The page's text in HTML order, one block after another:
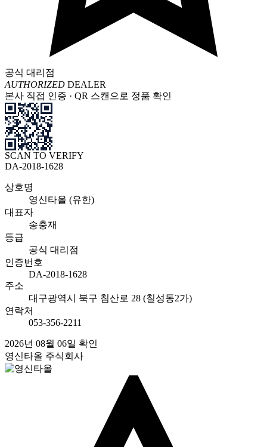
공식 대리점
AUTHORIZED DEALER
본사 직접 인증 · QR 스캔으로 정품 확인
SCAN TO VERIFY
DA-2018-1628
상호명
영신타올 (유한)
대표자
송충재
등급
공식 대리점
인증번호
DA-2018-1628
주소
대구광역시 북구 침산로 28 (칠성동2가)
연락처
053-356-2211
2026년 08월 06일 확인
영신타올 주식회사